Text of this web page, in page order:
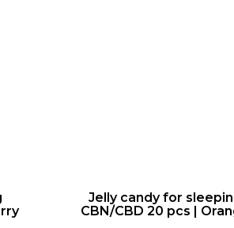
Jelly candy for
CBN/CBD 20 pcs |